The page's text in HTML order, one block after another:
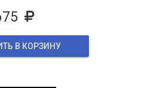
В КОРЗИНУ